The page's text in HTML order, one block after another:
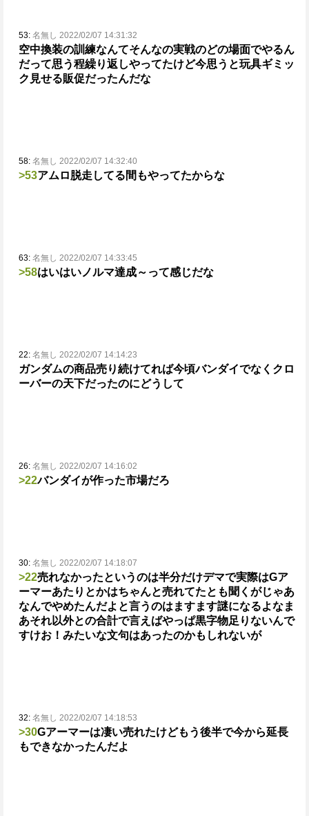
53: 名無し 2022/02/07 14:31:32
空中換装の訓練なんてそんなの実戦のどの場面でやるん
だって思う程繰り返しやってたけど今思うと玩具ギミッ
ク見せる販促だったんだな
58: 名無し 2022/02/07 14:32:40
>53アムロ脱走してる間もやってたからな
63: 名無し 2022/02/07 14:33:45
>58はいはいノルマ達成～って感じだな
22: 名無し 2022/02/07 14:14:23
ガンダムの商品売り続けてれば今頃バンダイでなく クロ
ーバーの天下だったのにどうして
26: 名無し 2022/02/07 14:16:02
>22バンダイが作った市場だろ
30: 名無し 2022/02/07 14:18:07
>22売れなかったというのは半分だけデマで実際はGア
ーマーあたりとかはちゃんと売れてたとも聞くがじゃあ
なんでやめたんだよと言うのはますます謎になるよなま
あそれ以外との合計で言えばやっぱ黒字物足りないんで
すけお！みたいな文句はあったのかもしれないが
32: 名無し 2022/02/07 14:18:53
>30Gアーマーは凄い売れたけどもう後半で今から延長
もできなかったんだよ